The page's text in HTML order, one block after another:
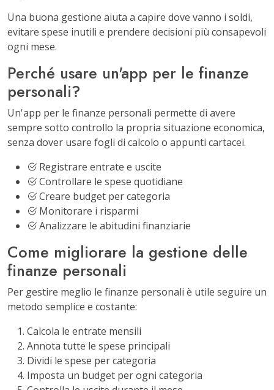
Una buona gestione aiuta a capire dove vanno i soldi,
evitare spese inutili e prendere decisioni più consapevoli
ogni mese.
Perché usare un'app per le finanze
personali?
Un'app per le finanze personali permette di avere
sempre sotto controllo la propria situazione economica,
senza dover usare fogli di calcolo o appunti cartacei.
Registrare entrate e uscite
Controllare le spese quotidiane
Creare budget per categoria
Monitorare i risparmi
Analizzare le abitudini finanziarie
Come migliorare la gestione delle
finanze personali
Per gestire meglio le finanze personali è utile seguire un
metodo semplice e costante:
Calcola le entrate mensili
Annota tutte le spese principali
Dividi le spese per categoria
Imposta un budget per ogni categoria